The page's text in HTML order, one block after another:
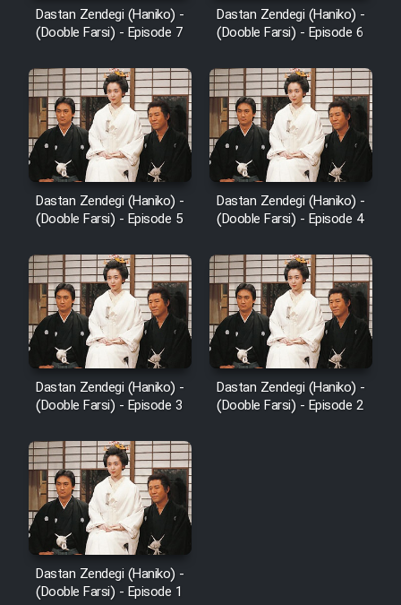
Dastan Zendegi (Haniko) -
(Dooble Farsi) - Episode 7
Dastan Zendegi (Haniko) -
(Dooble Farsi) - Episode 6
Dastan Zendegi (Haniko) -
(Dooble Farsi) - Episode 5
Dastan Zendegi (Haniko) -
(Dooble Farsi) - Episode 4
Dastan Zendegi (Haniko) -
(Dooble Farsi) - Episode 3
Dastan Zendegi (Haniko) -
(Dooble Farsi) - Episode 2
Dastan Zendegi (Haniko) -
(Dooble Farsi) - Episode 1